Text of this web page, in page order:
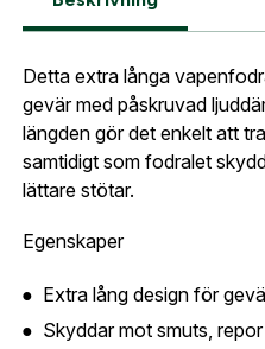
Detta extra långa
gevär med påskruvad
längden gör det enkelt att
samtidigt som fodralet
lättare stötar.
Egenskaper
Extra lång design för
Skyddar mot smuts,
Glömt lösenord?
Skapa konto och
Är du företag eller
översikt över dina
Är du en förening eller
Ort:*
Telefon:*
Jag godkänner att mina
integritetspolicyn.
Bevaka